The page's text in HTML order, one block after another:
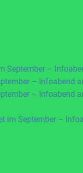
September –
– Infoabend
– Infoabend
im September –